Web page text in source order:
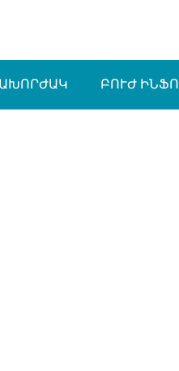
ԲՈՒԺ ԻՆՖՈ